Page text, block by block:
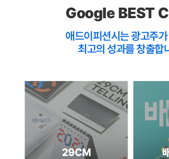
Google BEST
애드이피션시는 광고주
최고의 성과를 창출합